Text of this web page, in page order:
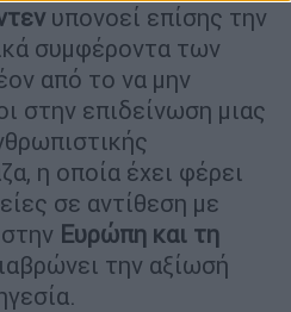
υπονοεί επίσης την
συμφέροντα των
από το να μην
στην επιδείνωση μιας
η οποία έχει φέρει
σε αντίθεση με
Ευρώπη και τη
την αξίωσή